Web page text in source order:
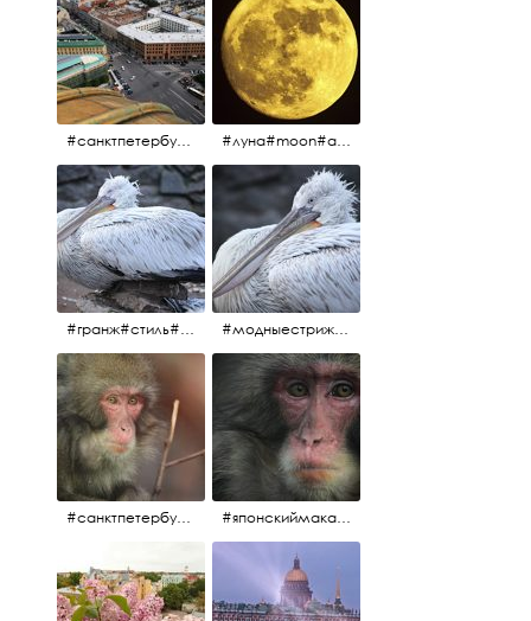
#санктпетербург #исаакиевскийсобор #исакий #луна#moon#апрельскаялуна#санктпетербург
#гранж#стиль#тренд#тренд2017 #модныестрижки#санктпетербург #пеликан #птицы#причёски #модныестрижки#стильныестрижки#причёски#зоопарк #пеликан#санктпетербург #причёскиподуше
#санктпетербург #macacafuscata #macaca #ленинградскийзоопарк #снежнаяобезьяна #японскиймакак #макака #зоопарк #японскиймакак#снежнаяобезьяна#приматы#макака#зоопарк#животные#ленинградскийзоопарк#macaca#macacafuscata#санктпетербург